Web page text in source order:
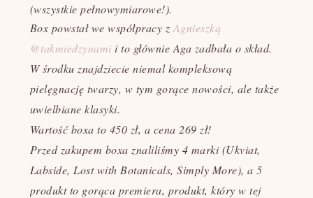
(wszystkie pełnowymiarowe!).
Box powstał we współpracy z Agnieszką
@takmiedzynami i to głównie Aga zadbała o skład.
W środku znajdziecie niemal kompleksową
pielęgnację twarzy, w tym gorące nowości, ale także
uwielbiane klasyki.
Wartość boxa to 450 zł, a cena 269 zł!
Przed zakupem boxa znaliliśmy 4 marki (Ukviat,
Labside, Lost with Botanicals, Simply More), a 5
produkt to gorąca premiera, produkt, który w tej